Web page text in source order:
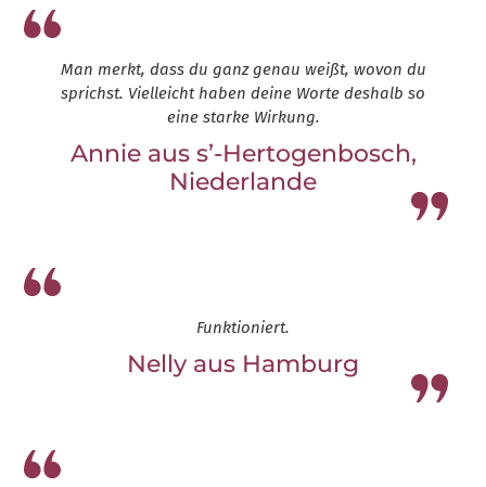
Man merkt, dass du ganz genau weißt, wovon du
sprichst. Vielleicht haben deine Worte deshalb so
eine starke Wirkung.
Annie aus s’-Hertogenbosch,
Niederlande
Funktioniert.
Nelly aus Hamburg